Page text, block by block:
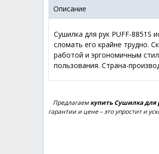
Описание
Сушилка для рук PUFF-8851S
сломать его крайне трудно.
работой и эргономичным
пользования. Страна-
Предлагаемкупить Сушилка для
гарантии и цене – это упростит и